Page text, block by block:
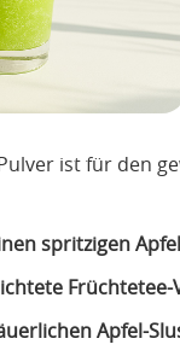
ist für den
spritzigen
Apfel-